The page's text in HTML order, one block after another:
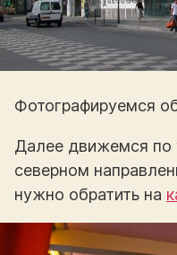
Фотографируемся
Далее движемся по
северном
нужно обратить на